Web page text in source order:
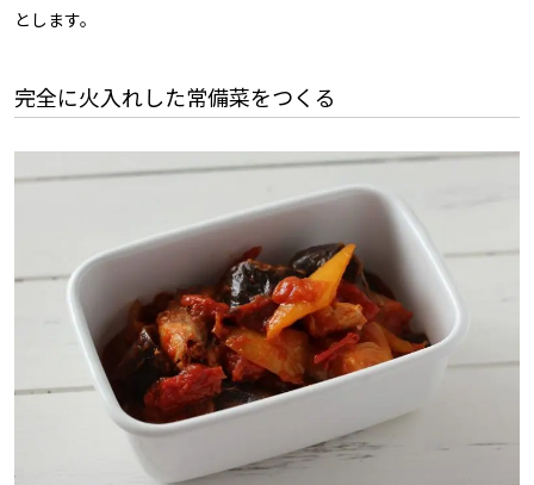
とします。
完全に火入れした常備菜をつくる